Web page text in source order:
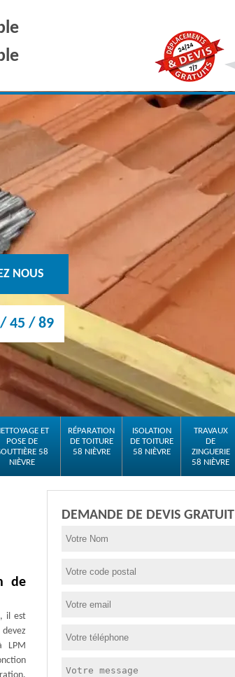
NOUS
45 / 89
ET
POSE DE
58
NIÈVRE
RÉPARATION
DE TOITURE
58 NIÈVRE
ISOLATION
DE TOITURE
58 NIÈVRE
TRAVAUX
DE
ZINGUERIE
58 NIÈVRE
de
il est
LPM
DEMANDE DE DEVIS GRATUIT